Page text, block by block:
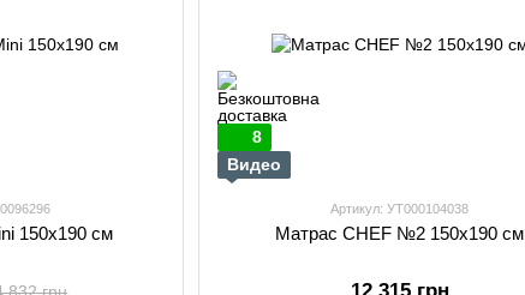
150х190 см
8
Видео
Артикул: УТ000104038
Матрас CHEF №2 150х190 см